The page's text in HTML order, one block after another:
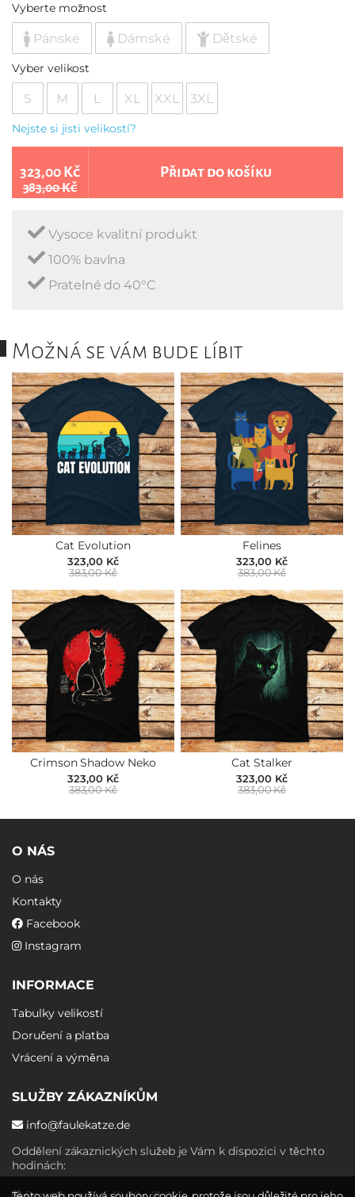
Vyberte možnost
Pánské Dámské Dětské
Vyber velikost
S M L XL XXL 3XL
Nejste si jisti velikostí?
323,00 Kč
383,00 Kč
Přidat do košíku
Vysoce kvalitní produkt
100% bavlna
Pratelné do 40°C
Možná se vám bude líbit
Cat Evolution
323,00 Kč
383,00 Kč
Felines
323,00 Kč
383,00 Kč
Crimson Shadow Neko
323,00 Kč
383,00 Kč
Cat Stalker
323,00 Kč
383,00 Kč
O NÁS
O nás
Kontakty
Facebook
Instagram
INFORMACE
Tabulky velikostí
Doručení a platba
Vrácení a výměna
SLUŽBY ZÁKAZNÍKŮM
info@faulekatze.de
Oddělení zákaznických služeb je Vám k dispozici v těchto
hodinách: